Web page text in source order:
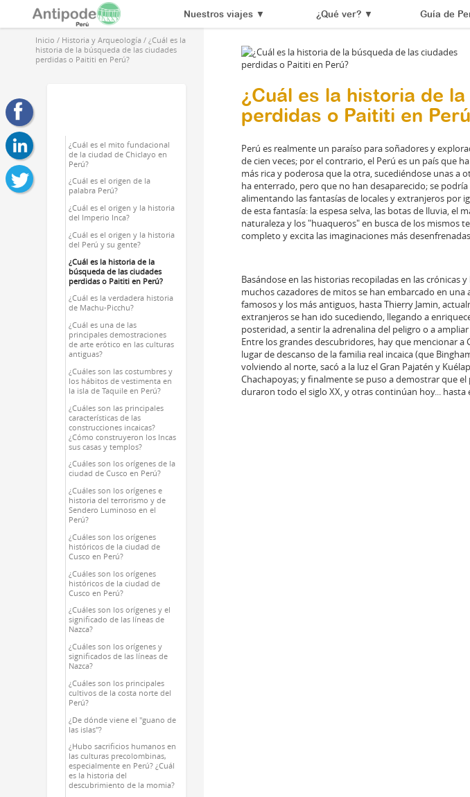
Nuestros viajes▼ ¿Qué ver?▼ Guía de
Inicio / Historia y Arqueología / ¿Cuál es la
historia de la búsqueda de las ciudades
perdidas o Paititi en Perú?
¿Cuál es el mito fundacional
de la ciudad de Chiclayo en
Perú?
¿Cuál es el origen de la
palabra Perú?
¿Cuál es el origen y la historia
del Imperio Inca?
¿Cuál es el origen y la historia
del Perú y su gente?
¿Cuál es la historia de la
búsqueda de las ciudades
perdidas o Paititi en Perú?
¿Cuál es la verdadera historia
de Machu-Picchu?
¿Cuál es una de las
principales demostraciones
de arte erótico en las culturas
antiguas?
¿Cuáles son las costumbres y
los hábitos de vestimenta en
la isla de Taquile en Perú?
¿Cuáles son las principales
características de las
construcciones incaicas?
¿Cómo construyeron los Incas
sus casas y templos?
¿Cuáles son los orígenes de la
ciudad de Cusco en Perú?
¿Cuáles son los orígenes e
historia del terrorismo y de
Sendero Luminoso en el
Perú?
¿Cuáles son los orígenes
históricos de la ciudad de
Cusco en Perú?
¿Cuáles son los orígenes
históricos de la ciudad de
Cusco en Perú?
¿Cuáles son los orígenes y el
significado de las líneas de
Nazca?
¿Cuáles son los orígenes y
significados de las líneas de
Nazca?
¿Cuáles son los principales
cultivos de la costa norte del
Perú?
¿De dónde viene el "guano de
las islas"?
¿Hubo sacrificios humanos en
las culturas precolombinas,
especialmente en Perú? ¿Cuál
es la historia del
descubrimiento de la momia?
¿Cuál es la historia de
perdidas o Paititi en
Perú es realmente un paraíso para soñadores y
de cien veces; por el contrario, el Perú es un país que
más rica y poderosa que la otra, sucediéndose unas a
ha enterrado, pero que no han desaparecido; se
alimentando las fantasías de locales y extranjeros por
de esta fantasía: la espesa selva, las botas de lluvia, el
naturaleza y los "huaqueros" en busca de los mismos
completo y excita las imaginaciones más
Basándose en las historias recopiladas en las crónicas
muchos cazadores de mitos se han embarcado en
famosos y los más antiguos, hasta Thierry Jamin,
extranjeros se han ido sucediendo, llegando a
posteridad, a sentir la adrenalina del peligro o a
Entre los grandes descubridores, hay que mencionar
lugar de descanso de la familia real incaica (que
volviendo al norte, sacó a la luz el Gran Pajatén y
Chachapoyas; y finalmente se puso a demostrar que
duraron todo el siglo XX, y otras continúan hoy...